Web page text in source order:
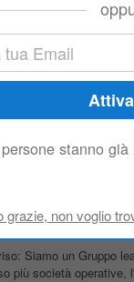
budget, and quality.
• Esperienza di
e
Siamo un Gruppo
più società operative,
stanno già